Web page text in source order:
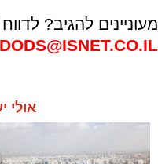
מעוניינים להגיב?
אולי